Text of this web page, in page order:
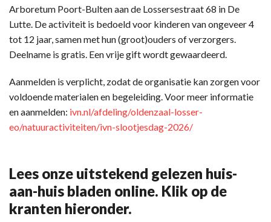
Arboretum Poort-Bulten aan de Lossersestraat 68 in De
Lutte. De activiteit is bedoeld voor kinderen van ongeveer 4
tot 12 jaar, samen met hun (groot)ouders of verzorgers.
Deelname is gratis. Een vrije gift wordt gewaardeerd.
Aanmelden is verplicht, zodat de organisatie kan zorgen voor
voldoende materialen en begeleiding. Voor meer informatie
en aanmelden: ivn.nl/afdeling/oldenzaal-losser-
eo/natuuractiviteiten/ivn-slootjesdag-2026/
Lees onze uitstekend gelezen huis-
aan-huis bladen online. Klik op de
kranten hieronder.